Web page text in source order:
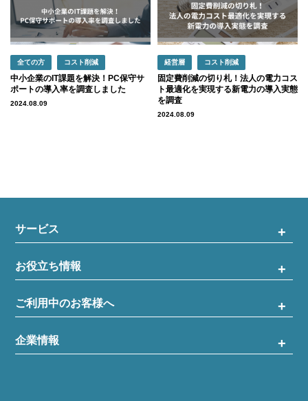
全ての方 コスト削減
中小企業のIT課題を解決！PC保守サ
ポートの導入率を調査しました
2024.08.09
経営層 コスト削減
固定費削減の切り札！法人の電力コス
ト最適化を実現する新電力の導入実態
を調査
2024.08.09
サービス
お役立ち情報
ご利用中のお客様へ
企業情報